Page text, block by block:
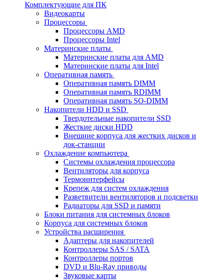
Комплектующие для ПК
Видеокарты
Процессоры
Процессоры AMD
Процессоры Intel
Материнские платы
Материнские платы для AMD
Материнские платы для Intel
Оперативная память
Оперативная память DIMM
Оперативная память RDIMM
Оперативная память SO-DIMM
Накопители HDD и SSD
Твердотельные накопители SSD
Жесткие диски HDD
Внешние корпуса для жестких дисков и
док-станции
Охлаждение компьютера
Системы охлаждения процессора
Вентиляторы для корпуса
Термоинтерфейсы
Крепеж для систем охлаждения
Разветвители вентиляторов и подсветки
Радиаторы для SSD и памяти
Блоки питания для системных блоков
Корпуса для системных блоков
Устройства расширения
Адаптеры для накопителей
Контроллеры SAS / SATA
Контроллеры портов
DVD и Blu-Ray приводы
Звуковые карты